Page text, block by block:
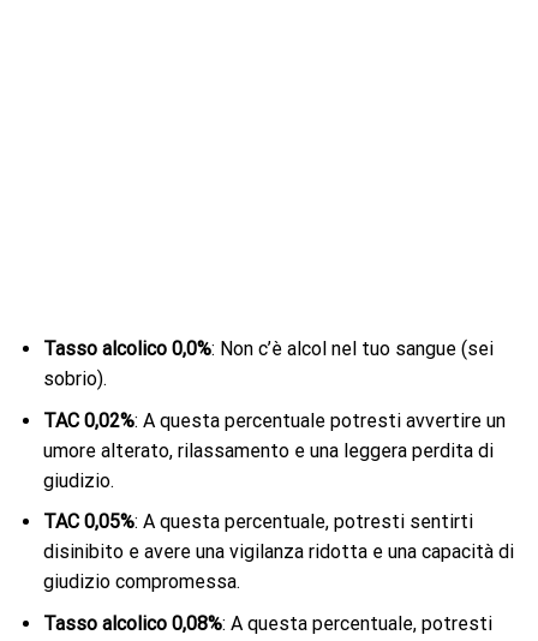
Tasso alcolico 0,0%: Non c’è alcol nel tuo sangue (sei
sobrio).
TAC 0,02%: A questa percentuale potresti avvertire un
umore alterato, rilassamento e una leggera perdita di
giudizio.
TAC 0,05%: A questa percentuale, potresti sentirti
disinibito e avere una vigilanza ridotta e una capacità di
giudizio compromessa.
Tasso alcolico 0,08%: A questa percentuale, potresti